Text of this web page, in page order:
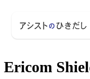
Ericom